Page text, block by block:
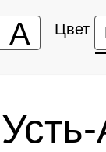
А Цвет